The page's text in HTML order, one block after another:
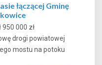
łączącej Gminę
950 000 zł
drogi powiatowej
mostu na potoku